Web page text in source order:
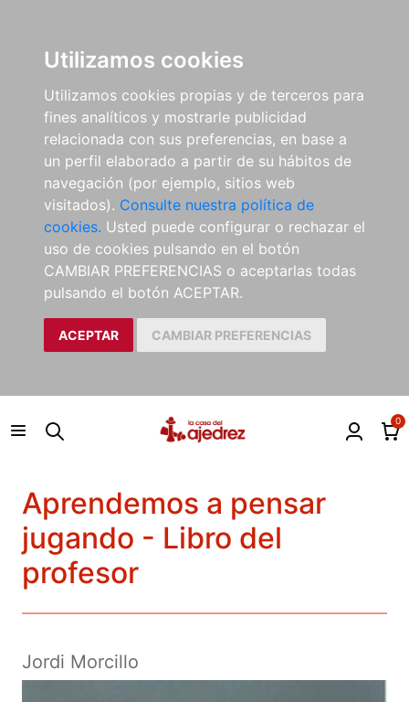
Utilizamos cookies
Utilizamos cookies propias y de terceros para
fines analíticos y mostrarle publicidad
relacionada con sus preferencias, en base a
un perfil elaborado a partir de su hábitos de
navegación (por ejemplo, sitios web
visitados). Consulte nuestra política de
cookies. Usted puede configurar o rechazar el
uso de cookies pulsando en el botón
CAMBIAR PREFERENCIAS o aceptarlas todas
pulsando el botón ACEPTAR.
ACEPTAR CAMBIAR PREFERENCIAS
0
Aprendemos a pensar
jugando - Libro del
profesor
Jordi Morcillo